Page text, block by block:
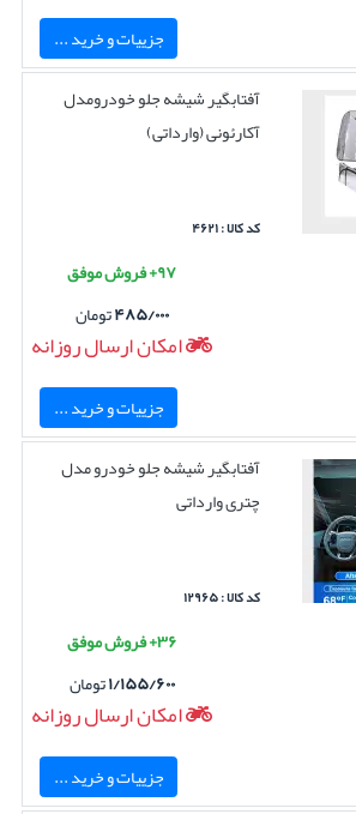
جزییات و خرید ...
آفتابگیر شیشه جلو خودرومدل
آکارئونی (وارداتی)
کد کالا : ۴۶۲۱
۹۷+ فروش موفق
۴۸۵/۰۰۰تومان
امکان ارسال روزانه
جزییات و خرید ...
آفتابگیر شیشه جلو خودرو مدل
چتری وارداتی
کد کالا : ۱۲۹۶۵
۳۶+ فروش موفق
۱/۱۵۵/۶۰۰تومان
امکان ارسال روزانه
جزییات و خرید ...